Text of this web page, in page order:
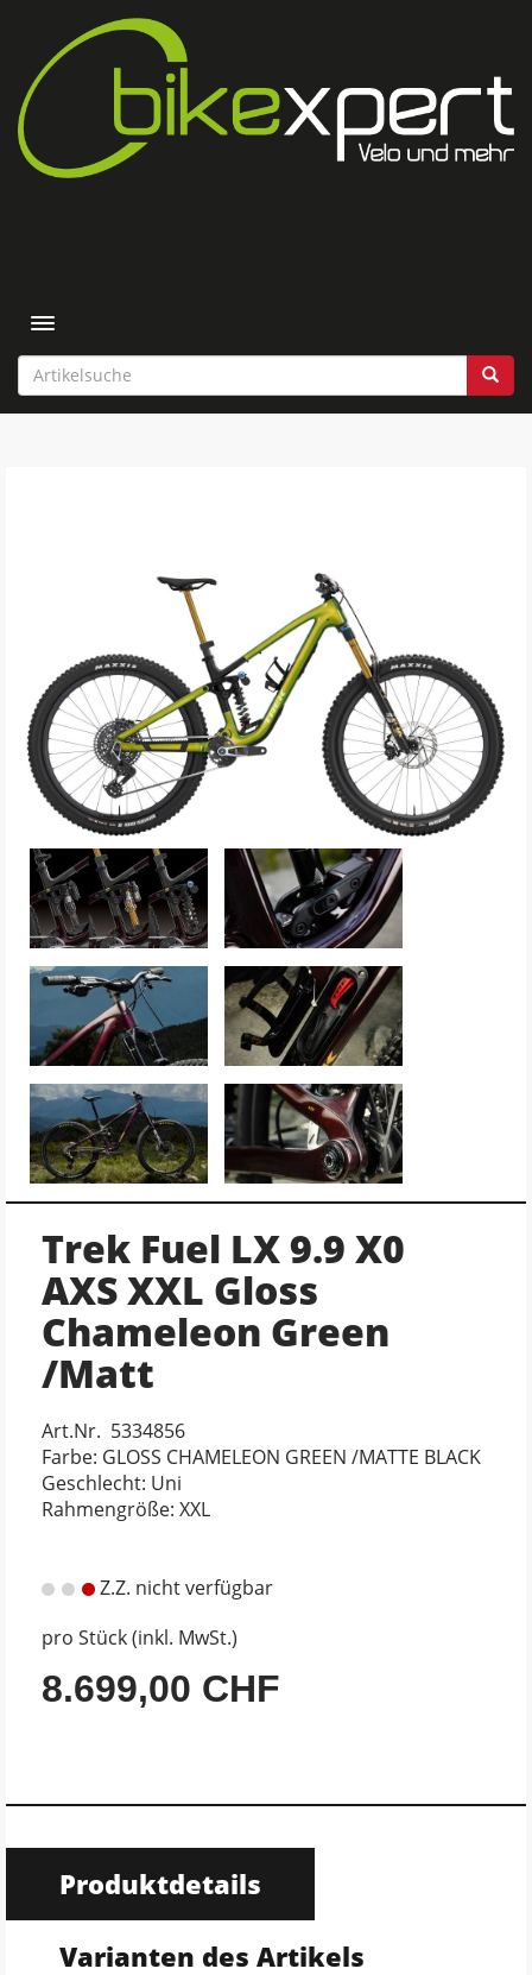
Toggle navigation
Trek Fuel LX 9.9 X0
AXS XXL Gloss
Chameleon Green
/Matt
Art.Nr. 5334856
Farbe: GLOSS CHAMELEON GREEN /MATTE BLACK
Geschlecht: Uni
Rahmengröße: XXL
Z.Z. nicht verfügbar
pro Stück (inkl. MwSt.)
8.699,00 CHF
Produktdetails
Varianten des Artikels